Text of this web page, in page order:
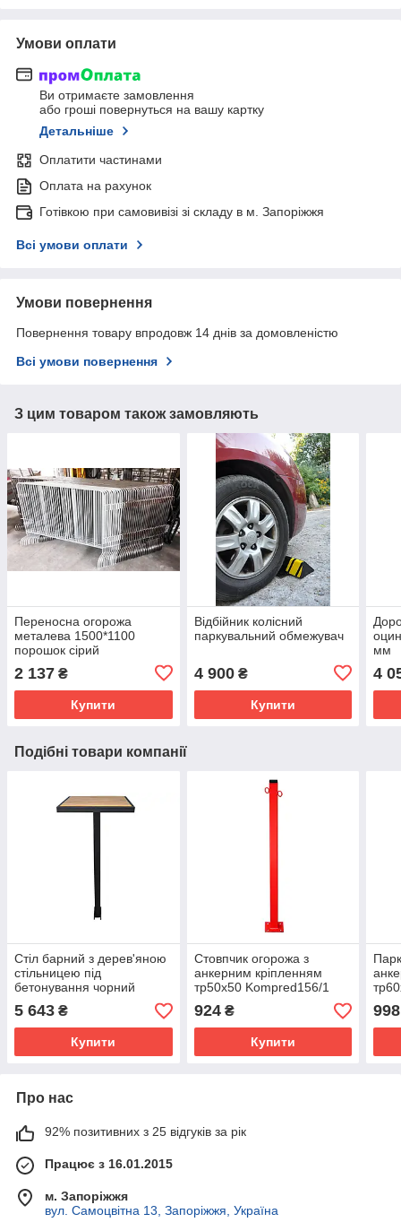
Умови оплати
Ви отримаєте замовлення
або гроші повернуться на вашу картку
Детальніше
Оплатити частинами
Оплата на рахунок
Готівкою при самовивізі зі складу в м. Запоріжжя
Всі умови оплати
Умови повернення
Повернення товару впродовж 14 днів за домовленістю
Всі умови повернення
З цим товаром також замовляють
Переносна огорожа
металева 1500*1100
порошок сірий
2 137 ₴
Купити
Відбійник колісний
паркувальний обмежувач
4 900₴
Купити
мм
4
Подібні товари компанії
Стіл барний з дерев'яною
стільницею під
бетонування чорний
Kompred OL644
5 643 ₴
Купити
Стовпчик огорожа з
анкерним кріпленням
тр50х50 Kompred156/1
924₴
Купити
998
Про нас
92% позитивних з 25 відгуків за рік
Працює з 16.01.2015
м. Запоріжжя
вул. Самоцвітна 13, Запоріжжя, Україна